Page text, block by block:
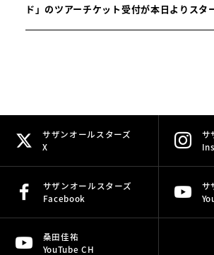
ド」のツアーチケット受付が本日よりスタ
サザンオールスターズ
X
サ
サザンオールスターズ
Facebook
サ
桑田佳祐
YouTube CH